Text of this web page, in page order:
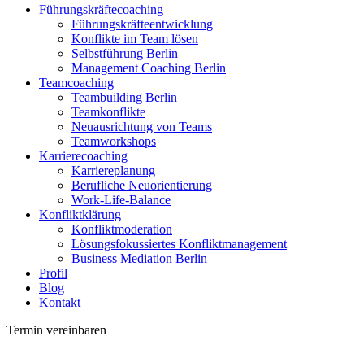
Close
Führungskräfte­coaching
Führungskräfte­­entwicklung
Konflikte im Team lösen
Selbstführung Berlin
Management Coaching Berlin
Teamcoaching
Teambuilding Berlin
Teamkonflikte
Neuausrichtung von Teams
Teamworkshops
Karrierecoaching
Karriereplanung
Berufliche Neuorientierung
Work-Life-Balance
Konfliktklärung
Konfliktmoderation
Lösungsfokussiertes Konfliktmanagement
Business Mediation Berlin
Profil
Blog
Kontakt
Termin vereinbaren